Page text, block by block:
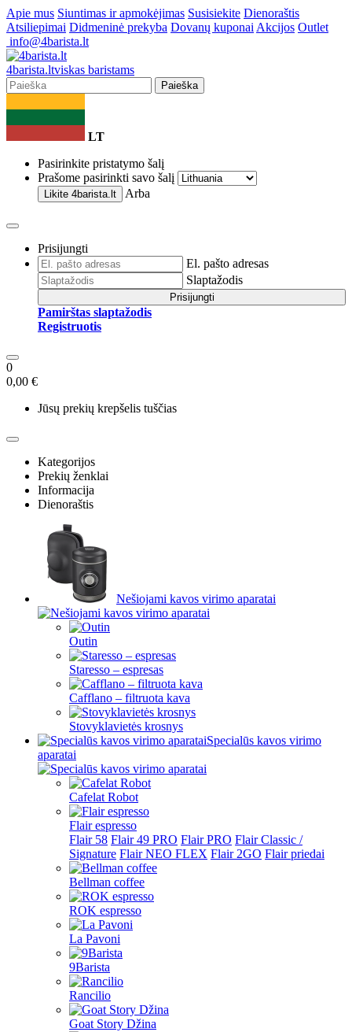
Apie mus Siuntimas ir apmokėjimas Susisiekite Dienoraštis
Atsiliepimai Didmeninė prekyba Dovanų kuponai Akcijos Outlet
info@4barista.lt
4barista.ltviskas baristams
Paieška
LT
Pasirinkite pristatymo šalį
Prašome pasirinkti savo šalį
Likite 4barista.lt Arba
Prisijungti
El. pašto adresas
Slaptažodis
Prisijungti
Pamirštas slaptažodis
Registruotis
0
0,00 €
Jūsų prekių krepšelis tuščias
Kategorijos
Prekių ženklai
Informacija
Dienoraštis
Nešiojami kavos virimo aparatai
Outin
Staresso – espresas
Cafflano – filtruota kava
Stovyklavietės krosnys
Specialūs kavos virimo
aparatai
Cafelat Robot
Flair espresso
Flair 58 Flair 49 PRO Flair PRO Flair Classic /
Signature Flair NEO FLEX Flair 2GO Flair priedai
Bellman coffee
ROK espresso
La Pavoni
9Barista
Rancilio
Goat Story Džina